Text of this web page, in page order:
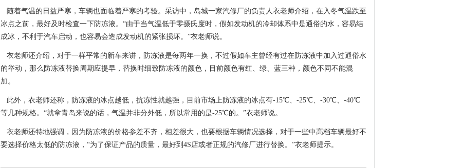
随着气温的日益严寒，车辆也面临着严寒的考验。采访中，岛城一家汽修厂的负责人衣老师介绍，在入冬气温跌至
冰点之前，最好及时检查一下防冻液。“由于当气温低于零摄氏度时，假如发动机的冷却体系中是通俗的水，容易结
成冰，不利于汽车启动，也容易会造成发动机的紧张损坏。”衣老师说。
衣老师还介绍，对于一样平常的新车来讲，防冻液是每两年一换，不过假如车主曾经有过在防冻液中加入过通俗水
的举动，那么防冻液替换周期应提早，替换时细致防冻液的颜色，目前颜色有红、绿、蓝三种，颜色不同不能混
加。
此外，衣老师还称，防冻液的冰点越低，抗冻性就越强，目前市场上防冻液的冰点有-15℃、-25℃、-30℃、-40℃
等几种规格。“就拿青岛来说的话，气温并非分外低，所以常用的是-25℃的。”衣老师说。
衣老师还特地强调，因为防冻液的价格参差不齐，相差很大，也要根据车辆情况选择，对于一些中高档车辆最好不
要选择价格太低的防冻液，“为了保证产品的质量，最好到4S店或者正规的汽修厂进行替换。”衣老师提示。